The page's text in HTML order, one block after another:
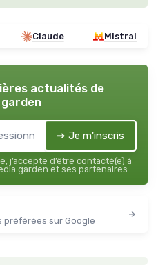
Claude Mistral
actualités de
garden
➔ Je m'inscris
j’accepte d’être contacté(e) à
garden et ses partenaires.
préférées sur Google